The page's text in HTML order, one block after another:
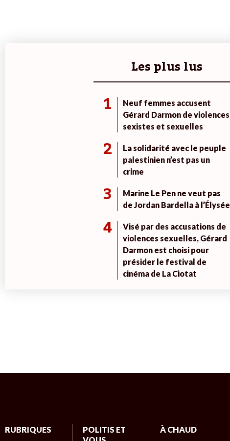
Les plus lus
1
Neuf femmes accusent
Gérard Darmon de violences
sexistes et sexuelles
2
La solidarité avec le peuple
palestinien n’est pas un
crime
3
Marine Le Pen ne veut pas
de Jordan Bardella à l’Élysée
4
Visé par des accusations de
violences sexuelles, Gérard
Darmon est choisi pour
présider le festival de
cinéma de La Ciotat
RUBRIQUES
POLITIS ET
À CHAUD